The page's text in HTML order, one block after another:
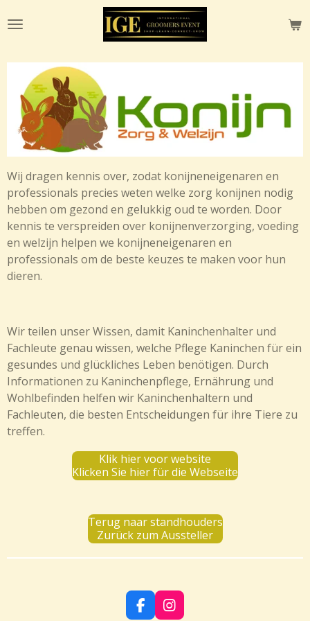
direct
de
hoofdinhoud
Wij dragen kennis over, zodat konijneneigenaren en
professionals precies weten welke zorg konijnen nodig
hebben om gezond en gelukkig oud te worden. Door
kennis te verspreiden over konijnenverzorging, voeding
en welzijn helpen we konijneneigenaren en
professionals om de beste keuzes te maken voor hun
dieren.
Wir teilen unser Wissen, damit Kaninchenhalter und
Fachleute genau wissen, welche Pflege Kaninchen für ein
gesundes und glückliches Leben benötigen. Durch
Informationen zu Kaninchenpflege, Ernährung und
Wohlbefinden helfen wir Kaninchenhaltern und
Fachleuten, die besten Entscheidungen für ihre Tiere zu
treffen.
Klik hier voor website
Klicken Sie hier für die Webseite
Terug naar standhouders
Zurück zum Aussteller
F
I